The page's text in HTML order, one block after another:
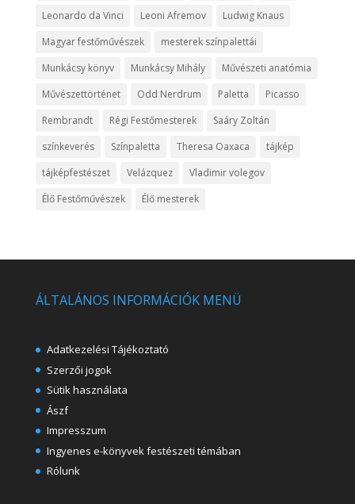
Leonardo da Vinci
Leoni Afremov
Ludwig Knaus
Magyar festőművészek
mesterek színpalettái
Munkácsy könyv
Munkácsy Mihály
Művészeti anatómia
Művészettörténet
Odd Nerdrum Paletta
Picasso
Rembrandt
Régi Festőmesterek
Saáry Zoltán
színkeverés
Színpaletta Theresa Oaxaca
tájkép
tájképfestészet
Velázquez
Vladimir volegov
Élő Festőművészek
Élő mesterek
ÁLTALÁNOS INFORMÁCIÓK MENÜ
Adatkezelési Tájékoztató
Szerzői jogok
Sütik használata
Ászf
Impresszum
Ingyenes e-könyvek festészeti témában
Rólunk